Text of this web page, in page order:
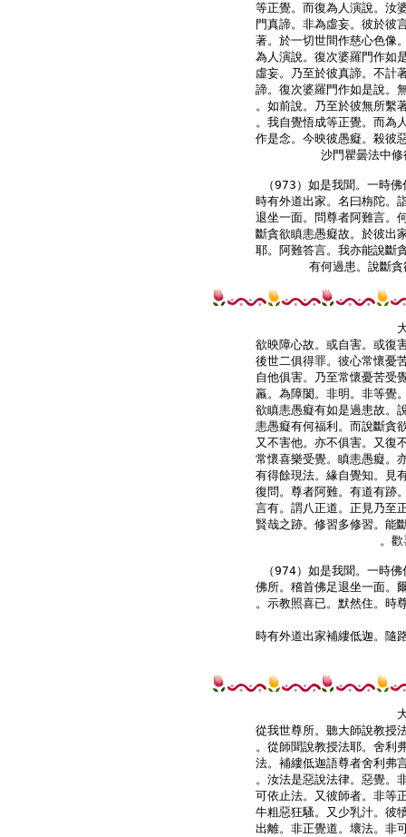
等正覺。而復為人演說。汝
門真諦。非為虛妄。彼於彼
著。於一切世間作慈心色像
為人演說。復次婆羅門作如
虛妄。乃至於彼真諦。不計
諦。復次婆羅門作如是說。
。如前說。乃至於彼無所繫
。我自覺悟成等正覺。而為
作是念。今映彼愚癡。殺彼
沙門瞿曇法中
（973）如是我聞。一時
時有外道出家。名曰栴陀。
退坐一面。問尊者阿難言。
斷貪欲瞋恚愚癡故。於彼出
耶。阿難答言。我亦能說斷
有何過患。說斷
欲映障心故。或自害。或復
後世二俱得罪。彼心常懷憂
自他俱害。乃至常懷憂苦受
羸。為障閡。非明。非等覺
欲瞋恚愚癡有如是過患故。
恚愚癡有何福利。而說斷貪
又不害他。亦不俱害。又復
常懷喜樂受覺。瞋恚愚癡。
有得餘現法。緣自覺知。見
復問。尊者阿難。有道有跡
言有。謂八正道。正見乃至
賢哉之跡。修習多修習。能
。
（974）如是我聞。一時
佛所。稽首佛足退坐一面。
。示教照喜已。默然住。時
時有外道出家補縷低迦。隨
從我世尊所。聽大師說教授
。從師聞說教授法耶。舍利
法。補縷低迦語尊者舍利弗
。汝法是惡說法律。惡覺。
可依止法。又彼師者。非等
牛粗惡狂騷。又少乳汁。彼
出離。非正覺道。壞法。非